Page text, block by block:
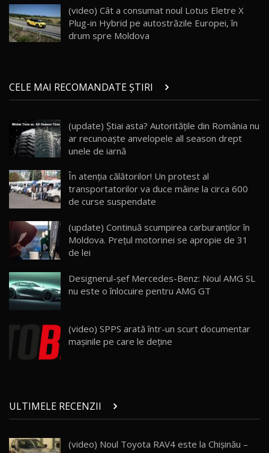
AutoBlog.MD
23:36
20
Noul ZEEKR 7X / Test Drive AutoBlog.MD
29:08
21
Micul BYD Dolphin Surf / Test Drive
AutoBlog.MD
16:59
22
Noua Mazda 6e / Test Drive AutoBlog.MD
26:59
23
Lynk & Co 01 / Test Drive AutoBlog.MD
25:19
ZEEKR 009: Cel mai Performant și Confortabil
Van Electric Testat în Moldova / AutoBlog.MD
26:38
25
mai Exclusiv și Puternic Defender Testat în
Moldova
32:21
AutoBlog.MD
10:57
28
Noul Geely Monjaro 2025! Mai ieftin și mai
dotat / Test Drive AutoBlog.MD
(video) Cât a consumat noul Lotus Eletre X
Plug-in Hybrid pe autostrăzile Europei, în
drum spre Moldova
CELE MAI RECOMANDATE ȘTIRI
(update) Ştiai asta? Autorităţile din România nu
ar recunoaște anvelopele all season drept
unele de iarnă
În atenţia călătorilor! Un protest al
transportatorilor va duce mâine la circa 600
de curse suspendate
(update) Continuă scumpirea carburanților în
Moldova. Prețul motorinei se apropie de 31
de lei
Designerul-şef Mercedes-Benz: Noul AMG SL
nu este o înlocuire pentru AMG GT
(video) SPPS arată într-un scurt documentar
maşinile pe care le deţine
ULTIMELE RECENZII
(video) Noul Toyota RAV4 este la Chișinău –